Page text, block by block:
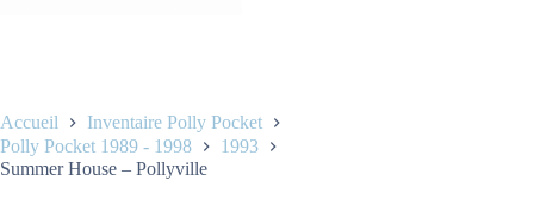
Accueil
Inventaire Polly Pocket
Polly Pocket 1989 - 1998
1993
Summer House – Pollyville